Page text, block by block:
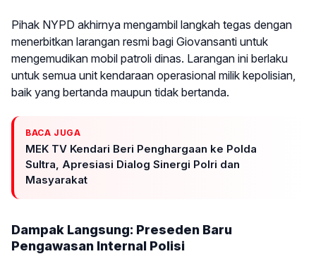
Pihak NYPD akhirnya mengambil langkah tegas dengan
menerbitkan larangan resmi bagi Giovansanti untuk
mengemudikan mobil patroli dinas. Larangan ini berlaku
untuk semua unit kendaraan operasional milik kepolisian,
baik yang bertanda maupun tidak bertanda.
BACA JUGA
MEK TV Kendari Beri Penghargaan ke Polda
Sultra, Apresiasi Dialog Sinergi Polri dan
Masyarakat
Dampak Langsung: Preseden Baru
Pengawasan Internal Polisi